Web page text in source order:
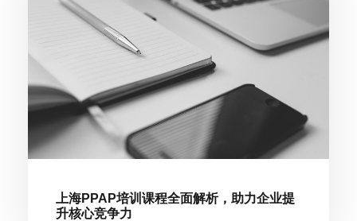
上海PPAP培训课程全面解析，助力企业提
升核心竞争力